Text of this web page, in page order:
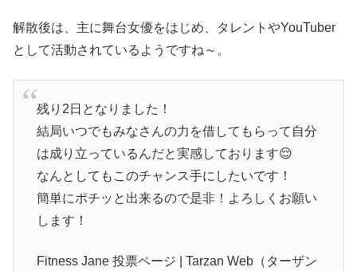
解散後は、主に舞台女優をはじめ、タレントやYouTuber
として活動されているようですね～。
残り2日となりました！
結局いつでもみなさんの力を借してもらって自分
は成り立っているんだと実感しております😌
なんとしてもこのチャンス手にしたいです！
簡単にポチッと出来るので是非！よろしくお願い
します！
Fitness Jane 投票ページ | Tarzan Web（ターザン